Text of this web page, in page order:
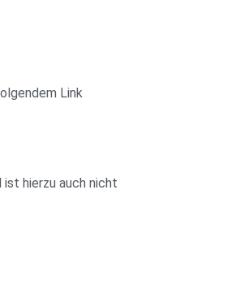
Link
hierzu auch nicht